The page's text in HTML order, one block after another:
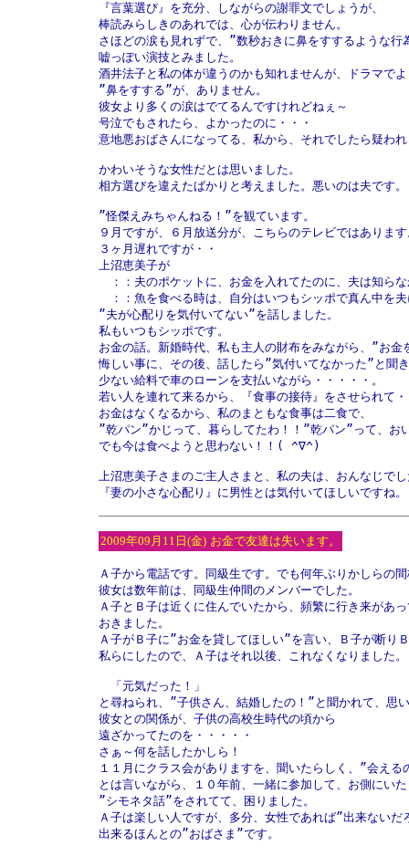
『言葉選び』を充分、しながらの謝罪文でしょうが、
棒読みらしきのあれでは、心が伝わりません。
さほどの涙も見れずで、”数秒おきに鼻をすするような行
嘘っぽい演技とみました。
酒井法子と私の体が違うのかも知れませんが、ドラマで
”鼻をすする”が、ありません。
彼女より多くの涙はでてるんですけれどねぇ～
号泣でもされたら、よかったのに・・・
意地悪おばさんになってる、私から、それでしたら疑わ
かわいそうな女性だとは思いました。
相方選びを違えたばかりと考えました。悪いのは夫です。
”怪傑えみちゃんねる！”を観ています。
９月ですが、６月放送分が、こちらのテレビではあります
３ヶ月遅れですが・・
上沼恵美子が
：：夫のポケットに、お金を入れてたのに、夫は知ら
：：魚を食べる時は、自分はいつもシッポで真ん中を
”夫が心配りを気付いてない”を話しました。
私もいつもシッポです。
お金の話。新婚時代、私も主人の財布をみながら、”お金
悔しい事に、その後、話したら”気付いてなかった”と聞
少ない給料で車のローンを支払いながら・・・・・。
若い人を連れて来るから、『食事の接待』をさせられて
お金はなくなるから、私のまともな食事は二食で、
”乾パン”かじって、暮らしてたわ！！”乾パン”って、お
でも今は食べようと思わない！！( ^∇^)
上沼恵美子さまのご主人さまと、私の夫は、おんなじで
『妻の小さな心配り』に男性とは気付いてほしいですね。
2009年09月11日(金) お金で友達は失います。
Ａ子から電話です。同級生です。でも何年ぶりかしらの間
彼女は数年前は、同級生仲間のメンバーでした。
Ａ子とＢ子は近くに住んでいたから、頻繁に行き来があ
おきました。
Ａ子がＢ子に”お金を貸してほしい”を言い、Ｂ子が断り
私らにしたので、Ａ子はそれ以後、これなくなりました。
「元気だった！」
と尋ねられ、”子供さん、結婚したの！”と聞かれて、思
彼女との関係が、子供の高校生時代の頃から
遠ざかってたのを・・・・・
さぁ～何を話したかしら！
１１月にクラス会がありますを、聞いたらしく、”会える
とは言いながら、１０年前、一緒に参加して、お側にいた
”シモネタ話”をされてて、困りました。
Ａ子は楽しい人ですが、多分、女性であれば”出来ないだ
出来るほんとの”おばさま”です。